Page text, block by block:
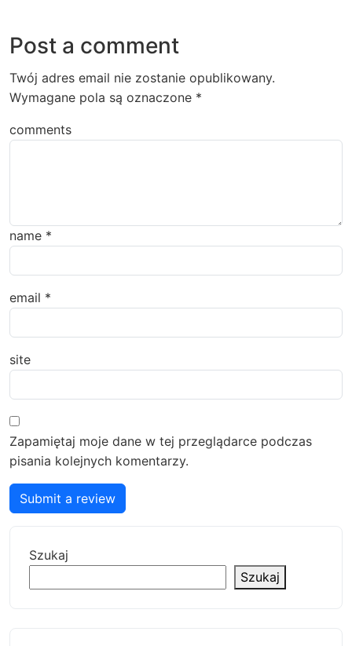
Post a comment
Twój adres email nie zostanie opublikowany.
Wymagane pola są oznaczone *
comments
name *
email *
site
Zapamiętaj moje dane w tej przeglądarce podczas
pisania kolejnych komentarzy.
Submit a review
Szukaj
Szukaj